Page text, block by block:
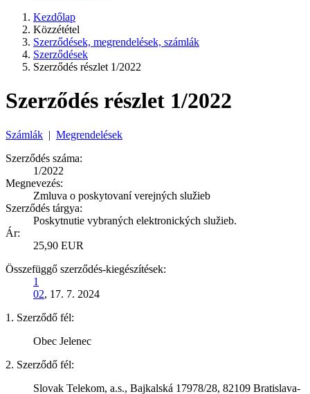
Kezdőlap
Közzététel
Szerződések, megrendelések, számlák
Szerződések
Szerződés részlet 1/2022
Szerződés részlet 1/2022
Számlák | Megrendelések
Szerződés száma:
1/2022
Megnevezés:
Zmluva o poskytovaní verejných služieb
Szerződés tárgya:
Poskytnutie vybraných elektronických služieb.
Ár:
25,90 EUR
Összefüggő szerződés-kiegészítések:
1
02, 17. 7. 2024
1. Szerződő fél:
Obec Jelenec
2. Szerződő fél:
Slovak Telekom, a.s., Bajkalská 17978/28, 82109 Bratislava-